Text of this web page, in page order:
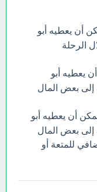
أن يعطيه أبو
الرحلة
يعطيه أبو
إلى بعض المال
أن يعطيه أبو
إلى بعض المال
للمتعة أو